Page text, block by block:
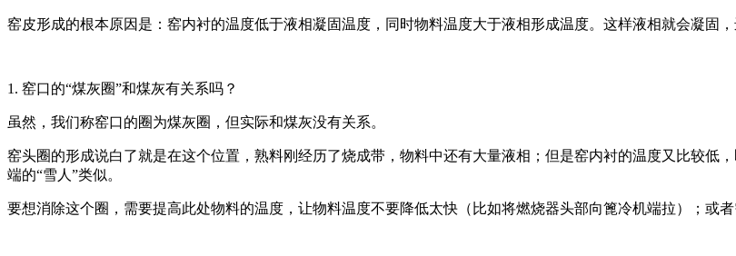
窑皮形成的根本原因是：窑内衬的温度低于液相凝固温度，同时物料温度大于液相形成温度。这样液相就会凝固
1. 窑口的“煤灰圈”和煤灰有关系吗？
虽然，我们称窑口的圈为煤灰圈，但实际和煤灰没有关系。
窑头圈的形成说白了就是在这个位置，熟料刚经历了烧成带，物料中还有大量液相；但是窑内衬的温度又比较低
端的“雪人”类似。
要想消除这个圈，需要提高此处物料的温度，让物料温度不要降低太快（比如将燃烧器头部向篦冷机端拉）；或